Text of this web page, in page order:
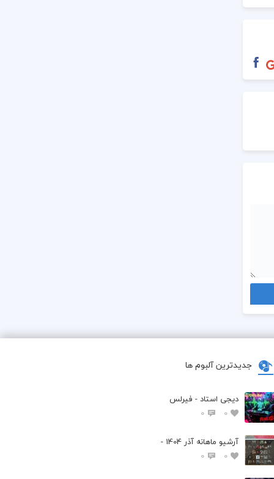
عزیز ، گالرو
جدیدترین آلبوم ها
دیجی استاد - فیرلس
0
0
آرشیو ماهانه آذر 1404 -
0
0